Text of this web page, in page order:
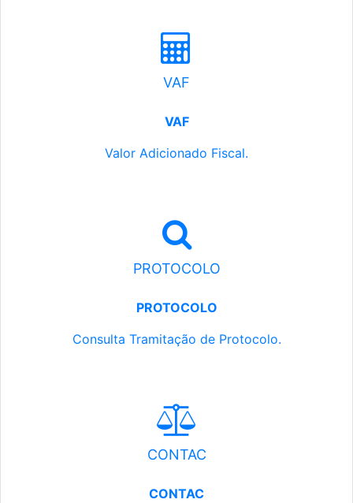
VAF
VAF
Valor Adicionado Fiscal.
PROTOCOLO
PROTOCOLO
Consulta Tramitação de Protocolo.
CONTAC
CONTAC